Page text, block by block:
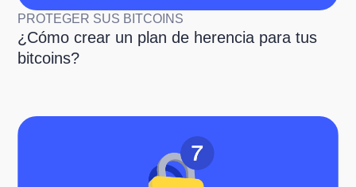
PROTEGER SUS BITCOINS
¿Cómo crear un plan de herencia para tus
bitcoins?